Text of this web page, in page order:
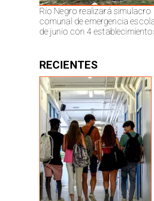
Río Negro realizará simulacro
comunal de emergencia
de junio con 4
RECIENTES